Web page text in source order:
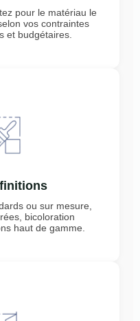
pour le matériau le
vos contraintes
et budgétaires.
ou sur mesure,
bicoloration
haut de gamme.